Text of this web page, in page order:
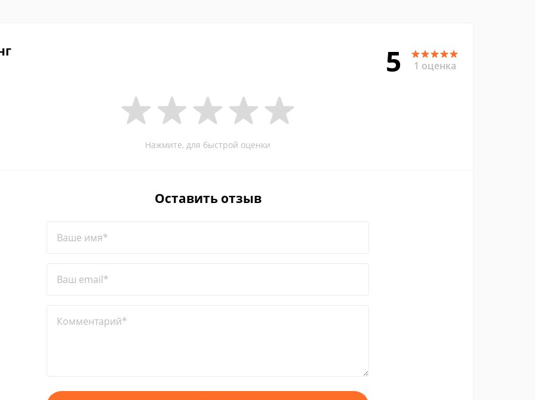
5 1 оценка
Нажмите, для быстрой оценки
Оставить отзыв
Ваше имя*
Ваш email*
Комментарий*